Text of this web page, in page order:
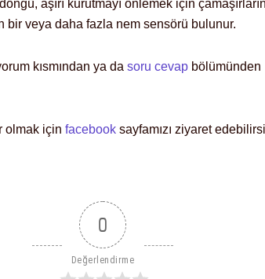
aşırı kurutmayı önlemek için
bir veya daha fazla nem sensörü bulunur.
kısmından ya da soru cevap bölümünden
olmak için facebook sayfamızı ziyaret
0
Değerlendirme